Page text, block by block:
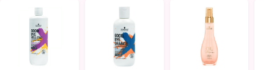
ป้ายเนื้อครีมลงบนเส้นผม แล้วจัดแต่งทรงบนเส้นผมที่หมาดหรือแห้ง เพื่อให้ผมมี
วอลลุ่ม ผมอยู่ทรงระดับ1